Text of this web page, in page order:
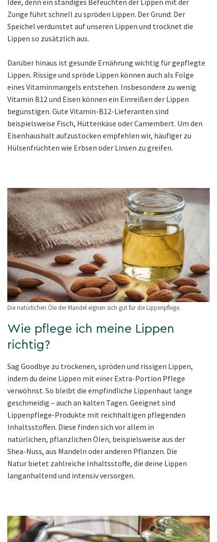
Zunge führt schnell zu spröden Lippen. Der Grund: Der
Speichel verdunstet auf unseren Lippen und trocknet die
Lippen so zusätzlich aus.
Darüber hinaus ist gesunde Ernährung wichtig für gepflegte
Lippen. Rissige und spröde Lippen können auch als Folge
eines Vitaminmangels entstehen. Insbesondere zu wenig
Vitamin B12 und Eisen können ein Einreißen der Lippen
begünstigen. Gute Vitamin-B12-Lieferanten sind
beispielsweise Fisch, Hüttenkäse oder Camembert. Um den
Eisenhaushalt aufzustocken empfehlen wir, häufiger zu
Hülsenfrüchten wie Erbsen oder Linsen zu greifen.
Die natürlichen Öle der Mandel eignen sich gut für die Lippenpflege.
Wie pflege ich meine Lippen
richtig?
Sag Goodbye zu trockenen, spröden und rissigen Lippen,
indem du deine Lippen mit einer Extra-Portion Pflege
verwöhnst. So bleibt die empfindliche Lippenhaut lange
geschmeidig – auch an kalten Tagen. Geeignet sind
Lippenpflege-Produkte mit reichhaltigen pflegenden
Inhaltsstoffen. Diese finden sich vor allem in
natürlichen, pflanzlichen Ölen, beispielsweise aus der
Shea-Nuss, aus Mandeln oder anderen Pflanzen. Die
Natur bietet zahlreiche Inhaltsstoffe, die deine Lippen
langanhaltend und intensiv versorgen.